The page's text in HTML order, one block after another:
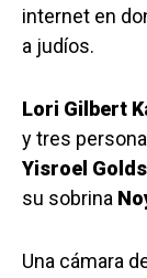
internet en
a judíos.
Lori Gilbert
y tres
Yisroel
su sobrina
Una cámara